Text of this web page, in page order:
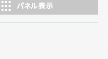
パネル表示